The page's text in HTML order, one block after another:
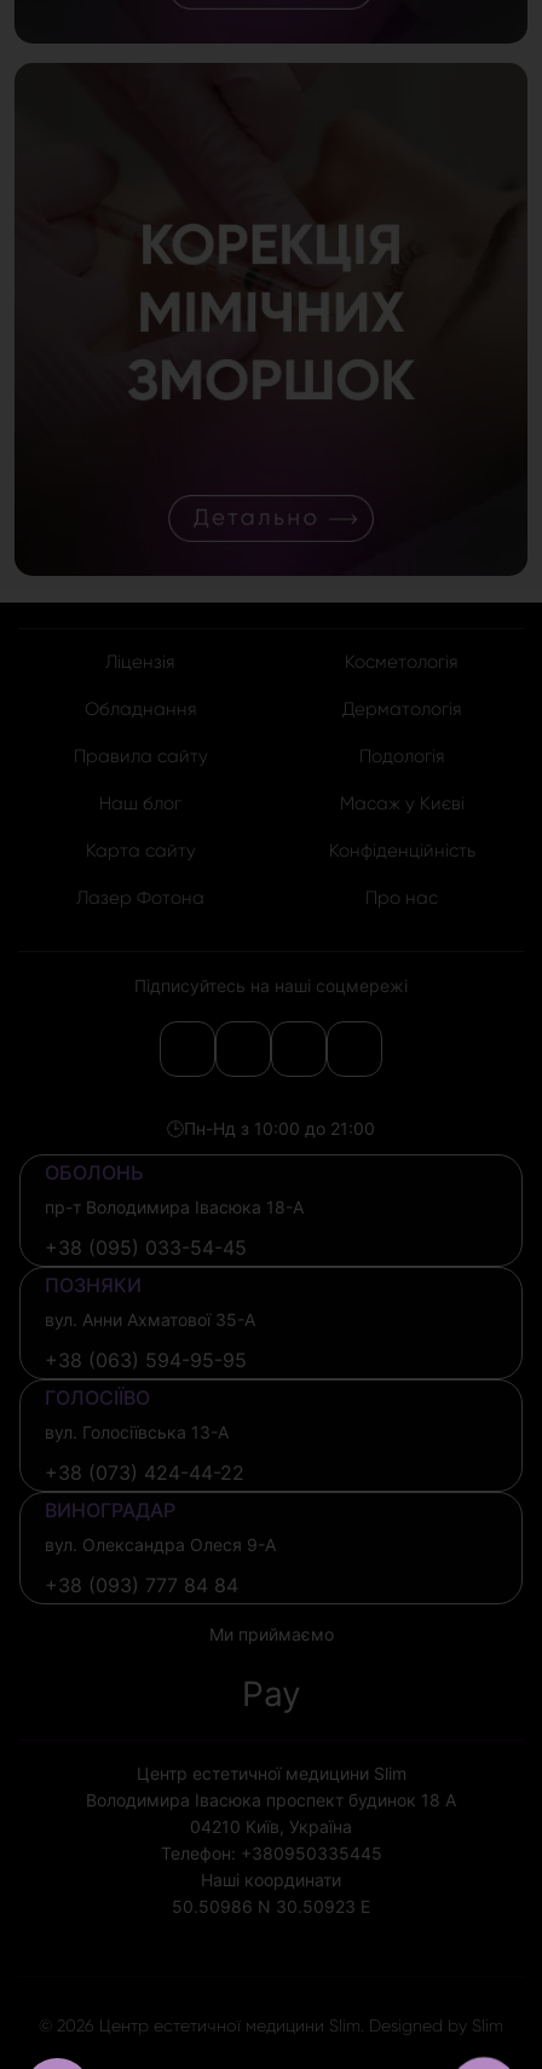
Ліцензія
Обладнання
Правила сайту
Наш блог
Карта сайту
Лазер Фотона
Косметологія
Дерматологія
Подологія
Масаж у Києві
Конфіденційність
Про нас
Підписуйтесь на наші соцмережі
🕒Пн-Нд з 10:00 до 21:00
ОБОЛОНЬ
пр-т Володимира Івасюка 18-А
+38 (095) 033-54-45
ПОЗНЯКИ
вул. Анни Ахматової 35-А
+38 (063) 594-95-95
ГОЛОСІЇВО
вул. Голосіївська 13-А
+38 (073) 424-44-22
ВИНОГРАДАР
вул. Олександра Олеся 9-А
+38 (093) 777 84 84
Ми приймаємо
Pay
Центр естетичної медицини Slim
Володимира Івасюка проспект будинок 18 А
04210 Київ, Україна
Телефон: +380950335445
Наші координати
50.50986 N 30.50923 E
© 2026 Центр естетичної медицини Slim. Designed by Slim